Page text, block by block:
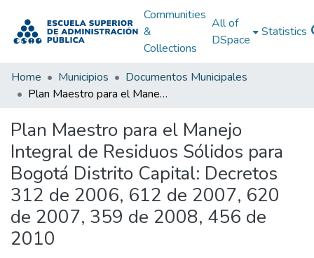
Communities
&
Collections
All of
DSpace
Statistics
Home Municipios
Documentos Municipales
Plan Maestro para el Manejo Integral de Residuos Sólidos para Bogotá Distrito Capital: Decretos 312 de 2006, 612 de 2007, 620 de 2007, 359 de 2008, 456 de 2010
Plan Maestro para el Manejo
Integral de Residuos Sólidos para
Bogotá Distrito Capital: Decretos
312 de 2006, 612 de 2007, 620
de 2007, 359 de 2008, 456 de
2010